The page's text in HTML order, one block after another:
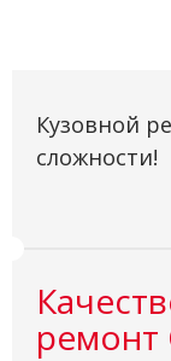
Кузовной
сложности!
ремонт